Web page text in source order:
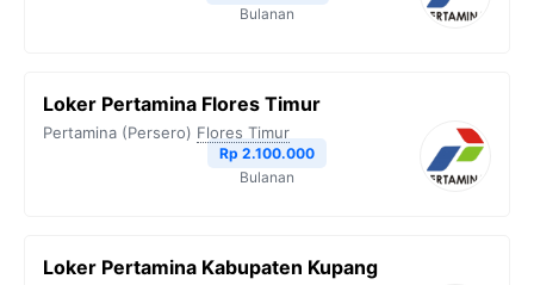
Bulanan
Loker Pertamina Flores Timur
Pertamina (Persero) Flores Timur
Rp 2.100.000
Bulanan
Loker Pertamina Kabupaten Kupang